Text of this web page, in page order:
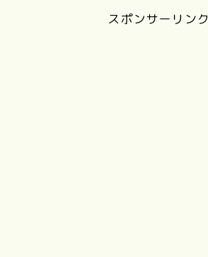
スポンサーリンク